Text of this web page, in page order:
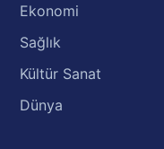
Ekonomi
Sağlık
Kültür Sanat
Dünya